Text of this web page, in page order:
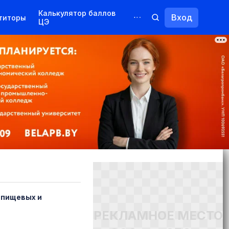
Калькулятор баллов
ЦЭ
Курсы
Переподготовка
Вход
пищевых и
РЕКЛАМНОЕ МЕСТО